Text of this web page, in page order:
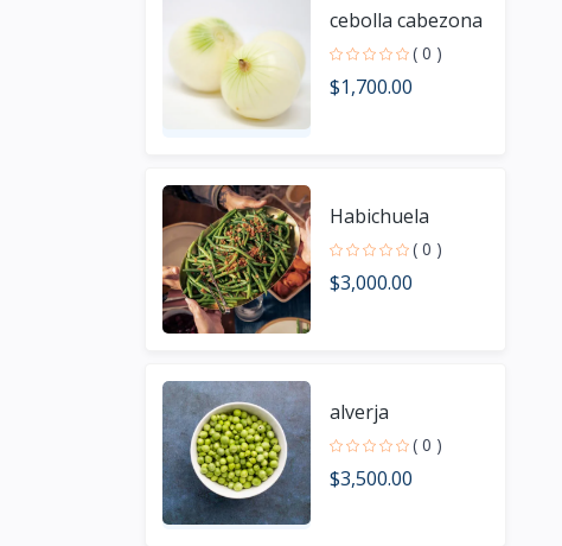
cebolla cabezona
( 0 )
$1,700.00
Habichuela
( 0 )
$3,000.00
alverja
( 0 )
$3,500.00